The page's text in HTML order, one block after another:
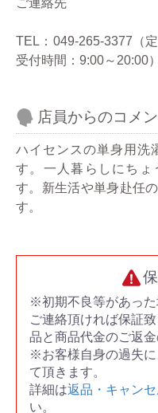
ご連絡先
TEL：049-265-3377（
受付時間：9:00～20:00）
店員からのコメ
ハイセンスの単身用洗
す。一人暮らしにちょ
す。新生活や単身赴任
す。
※初期不良等があっ
ご連絡頂ければ保証
品と商品代金のご返金
※お客様自身の過失
て頂きます。
詳細は返品・キャン
い。